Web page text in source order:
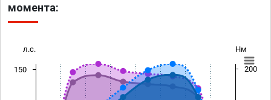
момента:
л.с. Нм
150 200